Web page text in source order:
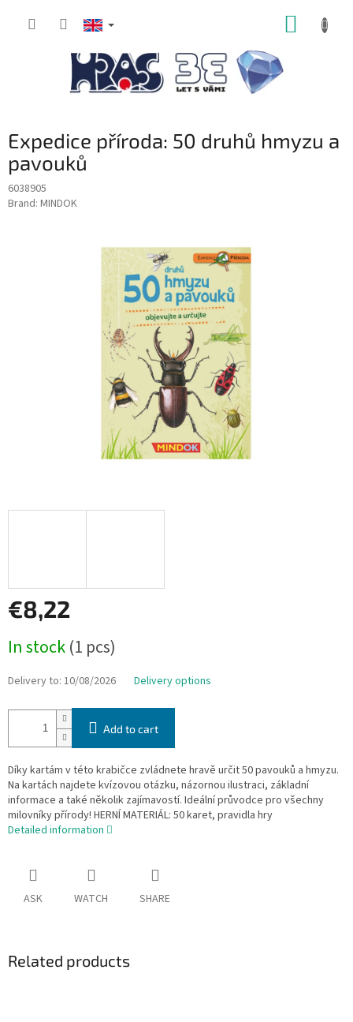
Expedice příroda: 50 druhů hmyzu a
pavouků
6038905
Brand: MINDOK
€8,22
price:
In stock(1 pcs)
Delivery to: 10/08/2026 Delivery options
Add to cart
Díky kartám v této krabičce zvládnete hravě určit 50 pavouků a hmyzu.
Na kartách najdete kvízovou otázku, názornou ilustraci, základní
informace a také několik zajímavostí. Ideální průvodce pro všechny
milovníky přírody! HERNÍ MATERIÁL: 50 karet, pravidla hry
Detailed information
ASK WATCH SHARE
Related products